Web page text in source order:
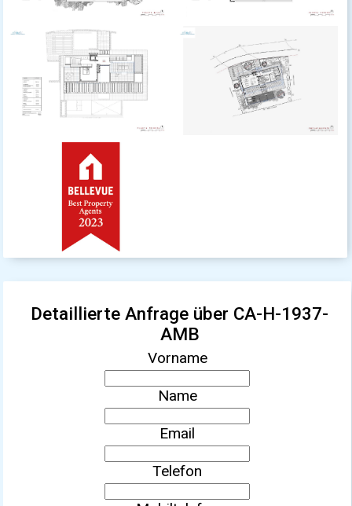
Detaillierte Anfrage über CA-H-1937-
AMB
Vorname
Name
Email
Telefon